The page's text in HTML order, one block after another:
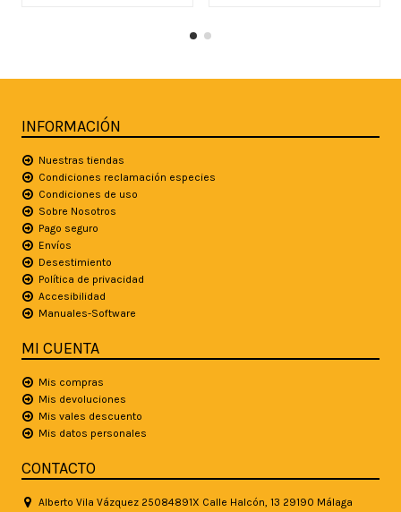
INFORMACIÓN
Nuestras tiendas
Condiciones reclamación especies
Condiciones de uso
Sobre Nosotros
Pago seguro
Envíos
Desestimiento
Política de privacidad
Accesibilidad
Manuales-Software
MI CUENTA
Mis compras
Mis devoluciones
Mis vales descuento
Mis datos personales
CONTACTO
Alberto Vila Vázquez 25084891X Calle Halcón, 13 29190 Málaga